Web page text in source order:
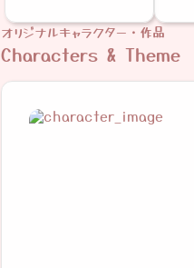
オリジナルキャラクター・作品
Characters & Theme